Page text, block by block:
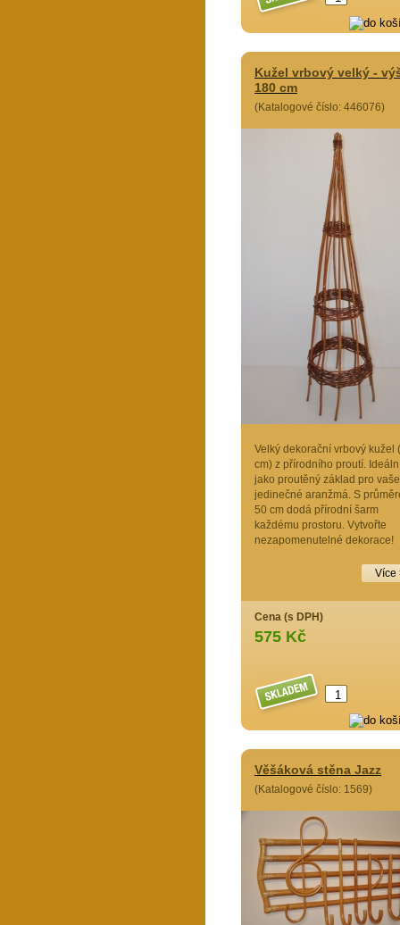
Kužel vrbový velký -
180 cm
(Katalogové číslo: 446076)
Velký dekorační vrbový kužel
cm) z přírodního proutí.
jako proutěný základ pro vaše
jedinečné aranžmá. S
50 cm dodá přírodní šarm
každému prostoru. Vytvořte
nezapomenutelné dekorace!
Více
Cena (s DPH)
575 Kč
Věšáková stěna Jazz
(Katalogové číslo: 1569)